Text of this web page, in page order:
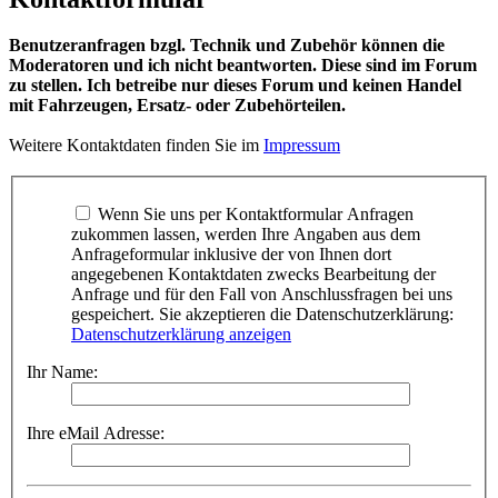
Benutzeranfragen bzgl. Technik und Zubehör können die
Moderatoren und ich nicht beantworten. Diese sind im Forum
zu stellen. Ich betreibe nur dieses Forum und keinen Handel
mit Fahrzeugen, Ersatz- oder Zubehörteilen.
Weitere Kontaktdaten finden Sie im Impressum
Wenn Sie uns per Kontaktformular Anfragen
zukommen lassen, werden Ihre Angaben aus dem
Anfrageformular inklusive der von Ihnen dort
angegebenen Kontaktdaten zwecks Bearbeitung der
Anfrage und für den Fall von Anschlussfragen bei uns
gespeichert. Sie akzeptieren die Datenschutzerklärung:
Datenschutzerklärung anzeigen
Ihr Name:
Ihre eMail Adresse: